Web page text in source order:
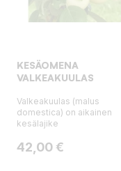
KESÄOMENA
VALKEAKUULAS
Valkeakuulas (malus
domestica) on aikainen
kesälajike
Hinta
42,00 €